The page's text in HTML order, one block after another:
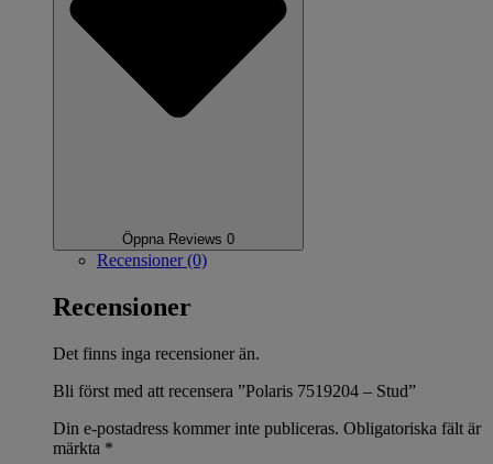
Öppna Reviews 0
Recensioner (0)
Recensioner
Det finns inga recensioner än.
Bli först med att recensera ”Polaris 7519204 – Stud”
Din e-postadress kommer inte publiceras. Obligatoriska fält är
märkta *